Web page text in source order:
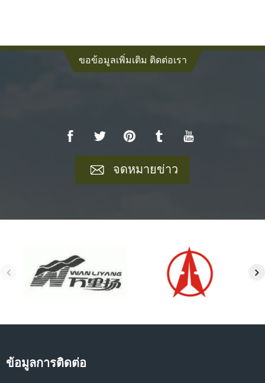
ขอข้อมูลเพิ่มเติม ติดต่อเรา
จดหมายข่าว
ข้อมูลการติดต่อ